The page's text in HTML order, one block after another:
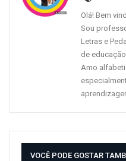
Olá! Bem
Sou
Letras e
de
Amo
VOCÊ PODE GOSTAR